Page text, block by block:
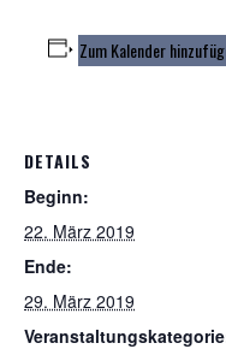
Zum Kalender
DETAILS
Beginn:
22. März 2019
Ende:
29. März 2019